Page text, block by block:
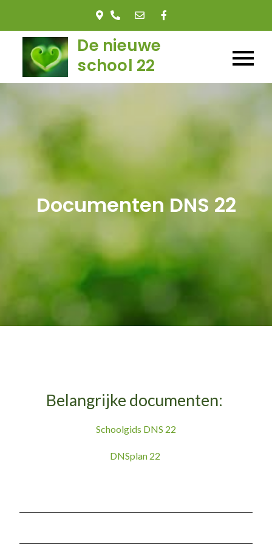
De nieuwe
school 22
Documenten DNS 22
Belangrijke documenten:
Schoolgids DNS 22
DNSplan 22